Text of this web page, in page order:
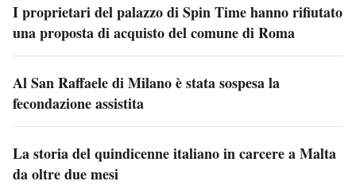
I proprietari del palazzo di Spin Time hanno rifiutato
una proposta di acquisto del comune di Roma
Al San Raffaele di Milano è stata sospesa la
fecondazione assistita
La storia del quindicenne italiano in carcere a Malta
da oltre due mesi